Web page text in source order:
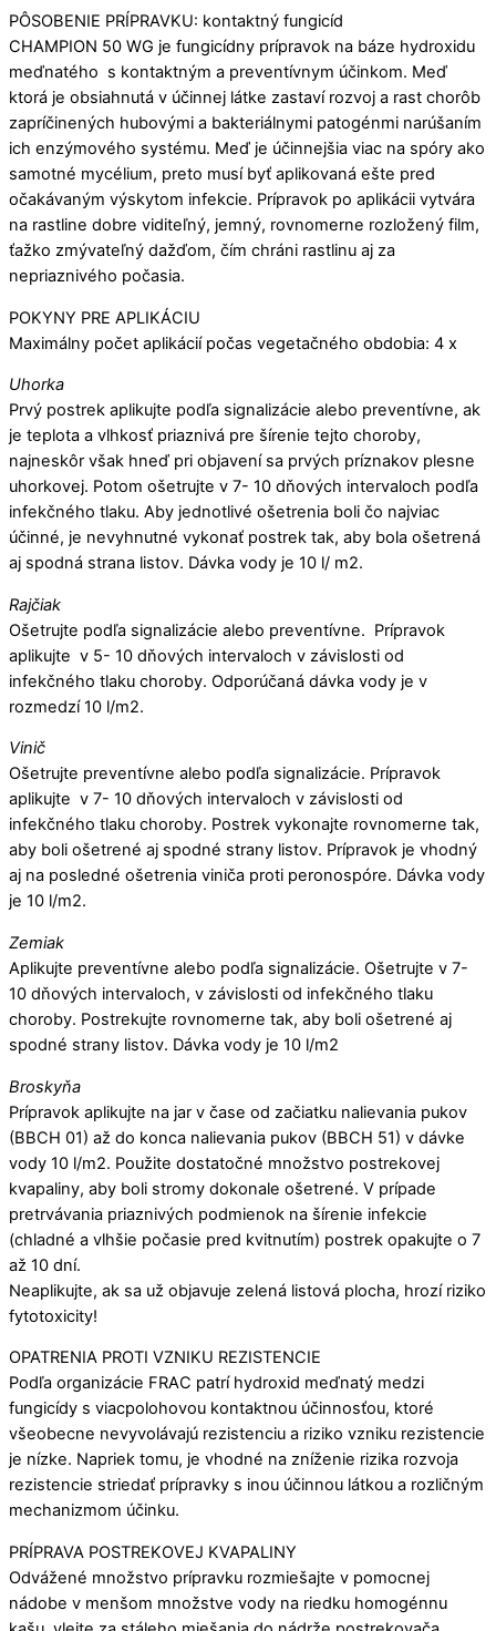
PÔSOBENIE PRÍPRAVKU: kontaktný fungicíd
CHAMPION 50 WG je fungicídny prípravok na báze hydroxidu
meďnatého s kontaktným a preventívnym účinkom. Meď
ktorá je obsiahnutá v účinnej látke zastaví rozvoj a rast chorôb
zapríčinených hubovými a bakteriálnymi patogénmi narúšaním
ich enzýmového systému. Meď je účinnejšia viac na spóry ako
samotné mycélium, preto musí byť aplikovaná ešte pred
očakávaným výskytom infekcie. Prípravok po aplikácii vytvára
na rastline dobre viditeľný, jemný, rovnomerne rozložený film,
ťažko zmývateľný dažďom, čím chráni rastlinu aj za
nepriaznivého počasia.
POKYNY PRE APLIKÁCIU
Maximálny počet aplikácií počas vegetačného obdobia: 4 x
Uhorka
Prvý postrek aplikujte podľa signalizácie alebo preventívne, ak
je teplota a vlhkosť priaznivá pre šírenie tejto choroby,
najneskôr však hneď pri objavení sa prvých príznakov plesne
uhorkovej. Potom ošetrujte v 7- 10 dňových intervaloch podľa
infekčného tlaku. Aby jednotlivé ošetrenia boli čo najviac
účinné, je nevyhnutné vykonať postrek tak, aby bola ošetrená
aj spodná strana listov. Dávka vody je 10 l/ m2.
Rajčiak
Ošetrujte podľa signalizácie alebo preventívne. Prípravok
aplikujte v 5- 10 dňových intervaloch v závislosti od
infekčného tlaku choroby. Odporúčaná dávka vody je v
rozmedzí 10 l/m2.
Vinič
Ošetrujte preventívne alebo podľa signalizácie. Prípravok
aplikujte v 7- 10 dňových intervaloch v závislosti od
infekčného tlaku choroby. Postrek vykonajte rovnomerne tak,
aby boli ošetrené aj spodné strany listov. Prípravok je vhodný
aj na posledné ošetrenia viniča proti peronospóre. Dávka vody
je 10 l/m2.
Zemiak
Aplikujte preventívne alebo podľa signalizácie. Ošetrujte v 7-
10 dňových intervaloch, v závislosti od infekčného tlaku
choroby. Postrekujte rovnomerne tak, aby boli ošetrené aj
spodné strany listov. Dávka vody je 10 l/m2
Broskyňa
Prípravok aplikujte na jar v čase od začiatku nalievania pukov
(BBCH 01) až do konca nalievania pukov (BBCH 51) v dávke
vody 10 l/m2. Použite dostatočné množstvo postrekovej
kvapaliny, aby boli stromy dokonale ošetrené. V prípade
pretrvávania priaznivých podmienok na šírenie infekcie
(chladné a vlhšie počasie pred kvitnutím) postrek opakujte o 7
až 10 dní.
Neaplikujte, ak sa už objavuje zelená listová plocha, hrozí riziko
fytotoxicity!
OPATRENIA PROTI VZNIKU REZISTENCIE
Podľa organizácie FRAC patrí hydroxid meďnatý medzi
fungicídy s viacpolohovou kontaktnou účinnosťou, ktoré
všeobecne nevyvolávajú rezistenciu a riziko vzniku rezistencie
je nízke. Napriek tomu, je vhodné na zníženie rizika rozvoja
rezistencie striedať prípravky s inou účinnou látkou a rozličným
mechanizmom účinku.
PRÍPRAVA POSTREKOVEJ KVAPALINY
Odvážené množstvo prípravku rozmiešajte v pomocnej
nádobe v menšom množstve vody na riedku homogénnu